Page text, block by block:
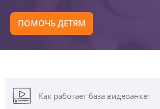
ПОМОЧЬ ДЕТЯМ
Как работает база видеоанкет